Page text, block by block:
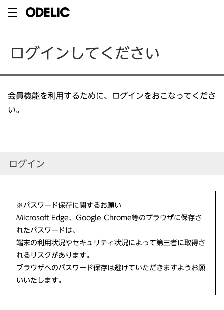
ログインしてください
会員機能を利用するために、ログインをおこなってくださ
い。
ログイン
※パスワード保存に関するお願い
Microsoft Edge、Google Chrome等のブラウザに保存さ
れたパスワードは、
端末の利用状況やセキュリティ状況によって第三者に取得さ
れるリスクがあります。
ブラウザへのパスワード保存は避けていただきますようお願
いいたします。